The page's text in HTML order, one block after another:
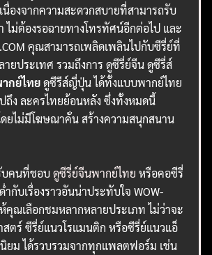
องจากความสะดวกสบายที่สามารถรับ
ไม่ต้องรอฉายทางโทรทัศน์อีกต่อไป และ
คุณสามารถเพลิดเพลินไปกับซีรี่ย์ที่
ยประเทศ รวมถึงการ ดูซีรี่ย์จีน ดูซีรี่ส์
กย์ไทยดูซีรีส์ญี่ปุ่น ได้ทั้งแบบพากย์ไทย
ถึง ละครไทยย้อนหลัง ซึ่งทั้งหมดนี้
ยไม่มีโฆษณาคั่น สร้างความสนุกสนาน
บคนที่ชอบดูซีรี่ย์จีนพากย์ไทย หรือคอซีรี่
กับเรื่องราวอันน่าประทับใจ WOW-
ห้คุณเลือกชมหลากหลายประเภท ไม่ว่าจะ
สตร์ ซีรี่ย์แนวโรแมนติก หรือซีรี่ย์แนวแอ็
ยม ได้รวบรวมจากทุกแพลตฟอร์ม เช่น